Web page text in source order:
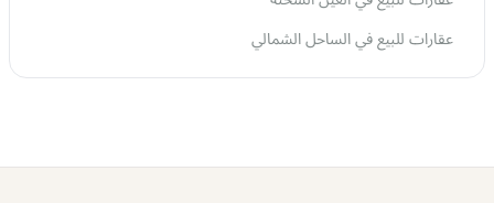
عقارات للبيع في الساحل الشمالي